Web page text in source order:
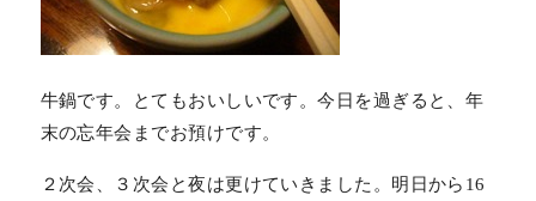
牛鍋です。とてもおいしいです。今日を過ぎると、年
末の忘年会までお預けです。
２次会、３次会と夜は更けていきました。明日から16